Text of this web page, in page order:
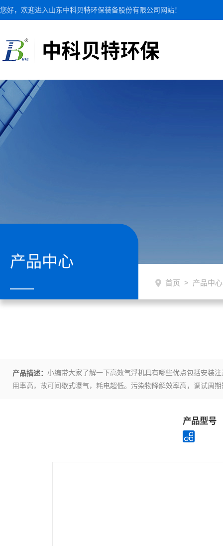
您好，欢迎进入山东中科贝特环保装备股份有限公司网站！
产品中心
首页 > 产品中心
产品描述： 小编带大家了解一下高效气浮机具有哪些优点包括安装
用率高，故可间歇式曝气，耗电超低。污染物降解效率高，调试周期
产品型号